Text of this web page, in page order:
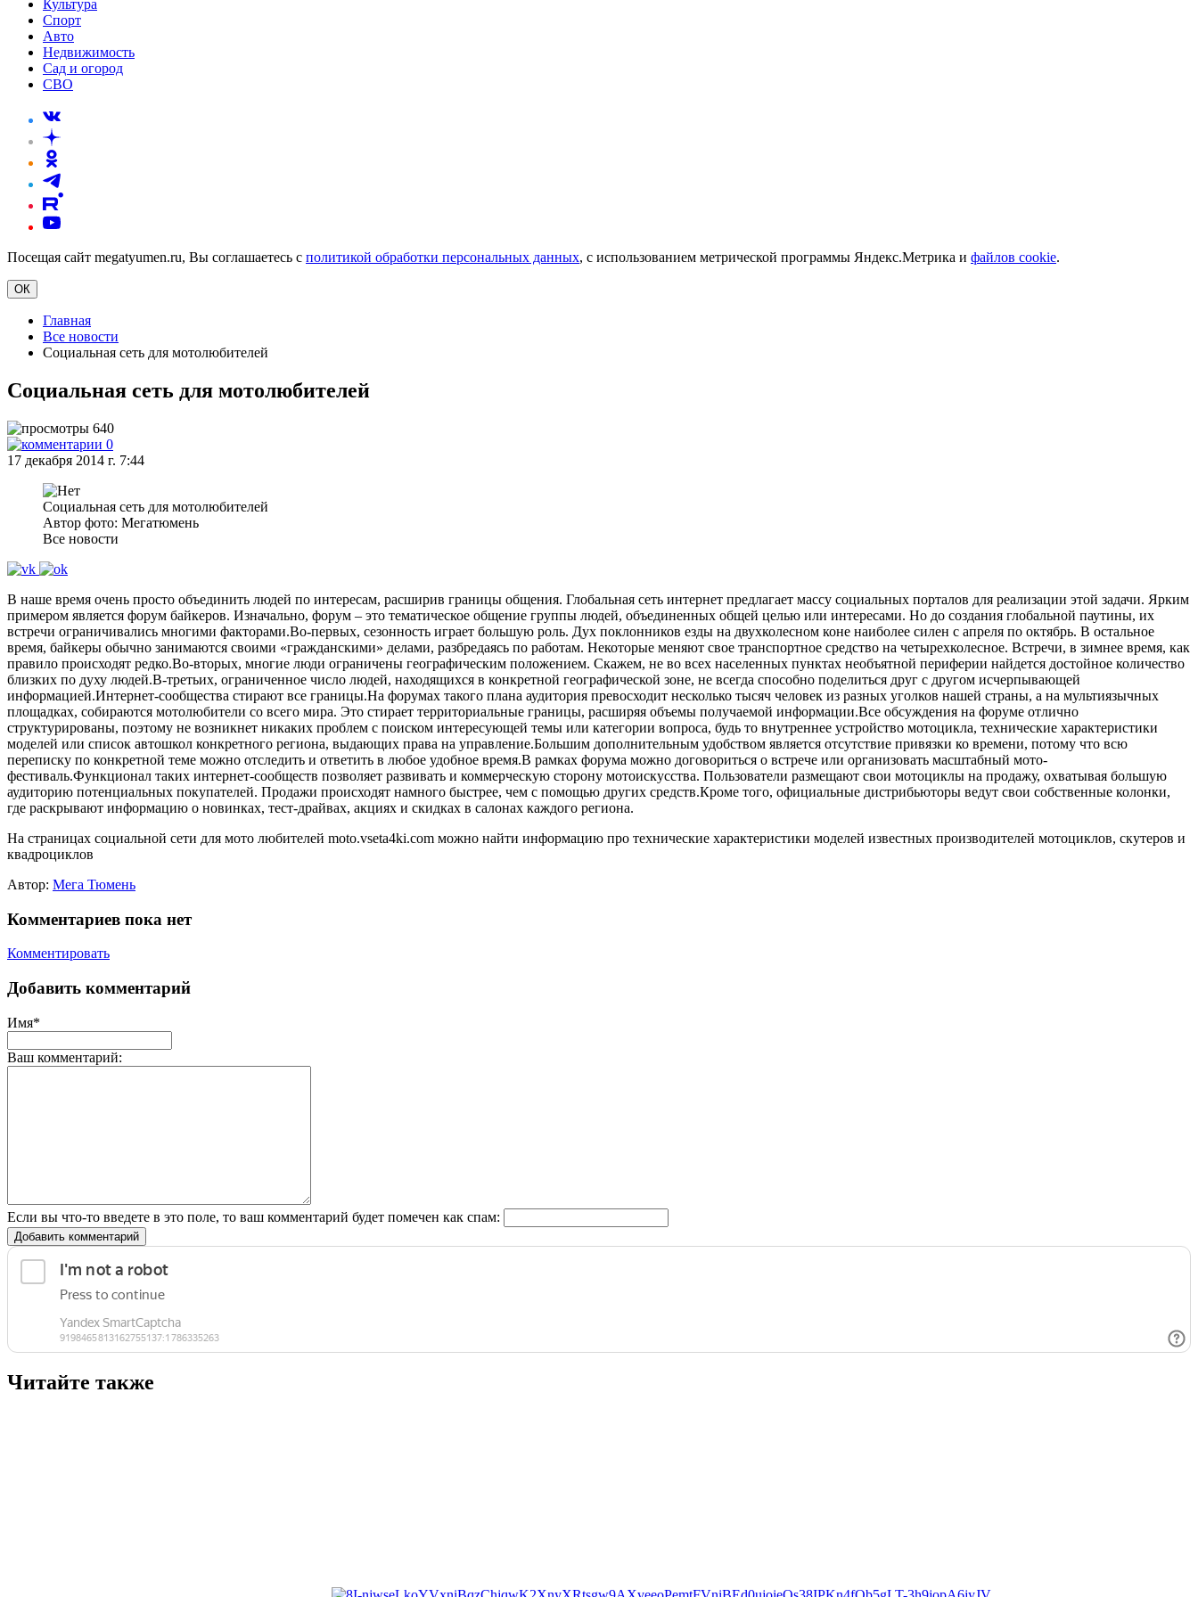
Культура
Спорт
Авто
Недвижимость
Сад и огород
СВО
Посещая сайт megatyumen.ru, Вы соглашаетесь с политикой обработки персональных данных, с использованием метрической программы Яндекс.Метрика и файлов cookie.
ОК
Главная
Все новости
Социальная сеть для мотолюбителей
Социальная сеть для мотолюбителей
640
0
17 декабря 2014 г. 7:44
Социальная сеть для мотолюбителей
Автор фото: Мегатюмень
Все новости
В наше время очень просто объединить людей по интересам, расширив границы общения. Глобальная сеть интернет предлагает массу социальных порталов для реализации этой задачи. Ярким
примером является форум байкеров. Изначально, форум – это тематическое общение группы людей, объединенных общей целью или интересами. Но до создания глобальной паутины, их
встречи ограничивались многими факторами.Во-первых, сезонность играет большую роль. Дух поклонников езды на двухколесном коне наиболее силен с апреля по октябрь. В остальное
время, байкеры обычно занимаются своими «гражданскими» делами, разбредаясь по работам. Некоторые меняют свое транспортное средство на четырехколесное. Встречи, в зимнее время, как
правило происходят редко.Во-вторых, многие люди ограничены географическим положением. Скажем, не во всех населенных пунктах необъятной периферии найдется достойное количество
близких по духу людей.В-третьих, ограниченное число людей, находящихся в конкретной географической зоне, не всегда способно поделиться друг с другом исчерпывающей
информацией.Интернет-сообщества стирают все границы.На форумах такого плана аудитория превосходит несколько тысяч человек из разных уголков нашей страны, а на мультиязычных
площадках, собираются мотолюбители со всего мира. Это стирает территориальные границы, расширяя объемы получаемой информации.Все обсуждения на форуме отлично
структурированы, поэтому не возникнет никаких проблем с поиском интересующей темы или категории вопроса, будь то внутреннее устройство мотоцикла, технические характеристики
моделей или список автошкол конкретного региона, выдающих права на управление.Большим дополнительным удобством является отсутствие привязки ко времени, потому что всю
переписку по конкретной теме можно отследить и ответить в любое удобное время.В рамках форума можно договориться о встрече или организовать масштабный мото-
фестиваль.Функционал таких интернет-сообществ позволяет развивать и коммерческую сторону мотоискусства. Пользователи размещают свои мотоциклы на продажу, охватывая большую
аудиторию потенциальных покупателей. Продажи происходят намного быстрее, чем с помощью других средств.Кроме того, официальные дистрибьюторы ведут свои собственные колонки,
где раскрывают информацию о новинках, тест-драйвах, акциях и скидках в салонах каждого региона.
На страницах социальной сети для мото любителей moto.vseta4ki.com можно найти информацию про технические характеристики моделей известных производителей мотоциклов, скутеров и
квадроциклов
Автор: Мега Тюмень
Комментариев пока нет
Комментировать
Добавить комментарий
Имя*
Ваш комментарий:
Если вы что-то введете в это поле, то ваш комментарий будет помечен как спам:
Добавить комментарий
Читайте также